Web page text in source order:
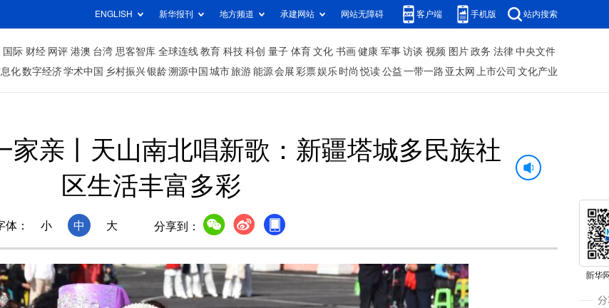
ENGLISH 新华报刊 地方频道 承建网站 网站无障碍 客户端 手机版 站内搜索
国际 财经 网评 港澳 台湾 思客智库 全球连线 教育 科技 科创 量子 体育 文化 书画 健康 军事 访谈 视频 图片 政务 法律 中央文件
化数字经济学术中国 乡村振兴银龄溯源中国 城市旅游 能源 会展 彩票娱乐 时尚 悦读 公益 一带一路 亚太网 上市公司 文化产业
家亲丨天山南北唱新歌：新疆塔城多民族社
区生活丰富多彩
体： 小 中 大 分享到：